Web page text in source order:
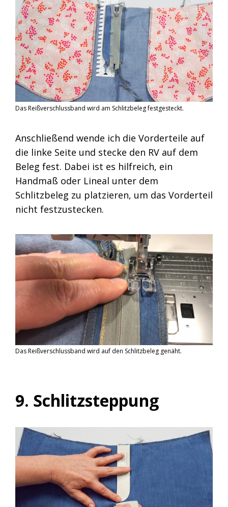
Das Reißverschlussband wird am Schlitzbeleg festgesteckt.
Anschließend wende ich die Vorderteile auf
die linke Seite und stecke den RV auf dem
Beleg fest. Dabei ist es hilfreich, ein
Handmaß oder Lineal unter dem
Schlitzbeleg zu platzieren, um das Vorderteil
nicht festzustecken.
Das Reißverschlussband wird auf den Schlitzbeleg genäht.
9. Schlitzsteppung